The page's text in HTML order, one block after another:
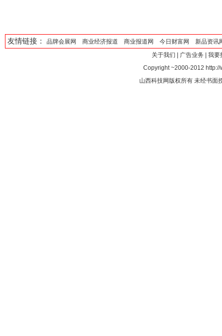
友情链接： 品牌会展网 商业经济报道 商业报道网 今日财富网
新品资讯
关于我们
广告业务
我要
Copyright ~2000-2012
山西科技网版权所有 未经书面